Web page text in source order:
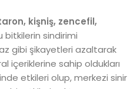
kişniş, zencefil,
bitkilerin sindirimi
gibi şikayetleri azaltarak
içeriklerine sahip oldukları
etkileri olup, merkezi sinir